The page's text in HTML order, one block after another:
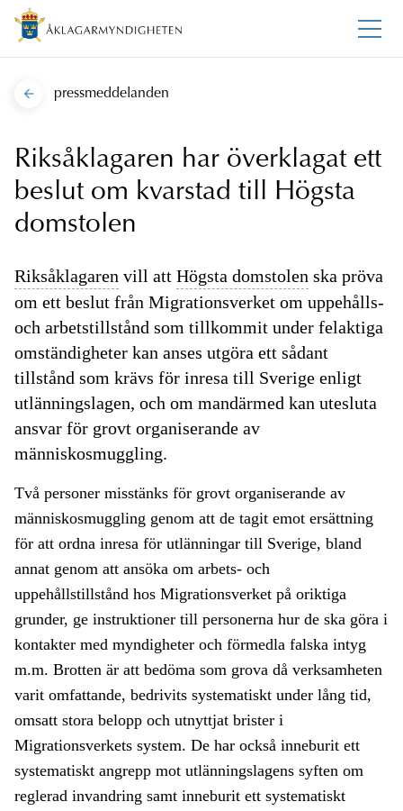
pressmeddelanden
Riksåklagaren har överklagat ett
beslut om kvarstad till Högsta
domstolen
Riksåklagaren vill att Högsta domstolen ska pröva
om ett beslut från Migrationsverket om uppehålls-
och arbetstillstånd som tillkommit under felaktiga
omständigheter kan anses utgöra ett sådant
tillstånd som krävs för inresa till Sverige enligt
utlänningslagen, och om mandärmed kan utesluta
ansvar för grovt organiserande av
människosmuggling.
Två personer misstänks för grovt organiserande av
människosmuggling genom att de tagit emot ersättning
för att ordna inresa för utlänningar till Sverige, bland
annat genom att ansöka om arbets- och
uppehållstillstånd hos Migrationsverket på oriktiga
grunder, ge instruktioner till personerna hur de ska göra i
kontakter med myndigheter och förmedla falska intyg
m.m. Brotten är att bedöma som grova då verksamheten
varit omfattande, bedrivits systematiskt under lång tid,
omsatt stora belopp och utnyttjat brister i
Migrationsverkets system. De har också inneburit ett
systematiskt angrepp mot utlänningslagens syften om
reglerad invandring samt inneburit ett systematiskt